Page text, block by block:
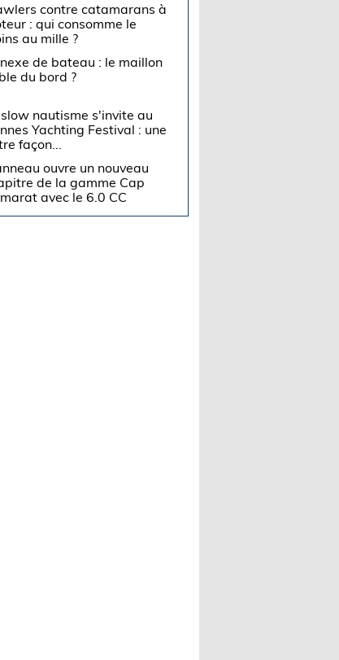
contre catamarans à
: qui consomme le
au mille ?
de bateau : le maillon
du bord ?
nautisme s'invite au
Yachting Festival : une
façon...
ouvre un nouveau
de la gamme Cap
avec le 6.0 CC